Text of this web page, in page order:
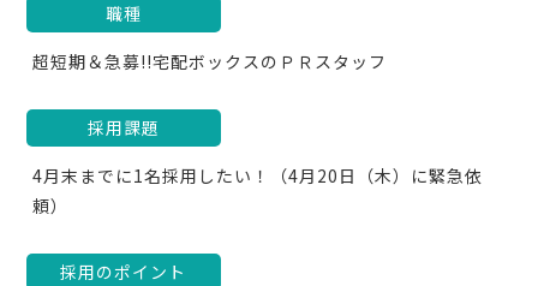
職種
超短期＆急募!!宅配ボックスのＰＲスタッフ
採用課題
4月末までに1名採用したい！（4月20日（木）に緊急依
頼）
採用のポイント